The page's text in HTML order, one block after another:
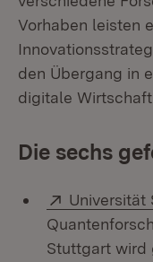
Vorhaben leisten
den Übergang in
digitale Wirtschaft.
Die sechs
Extern:
Universität
Stuttgart wird